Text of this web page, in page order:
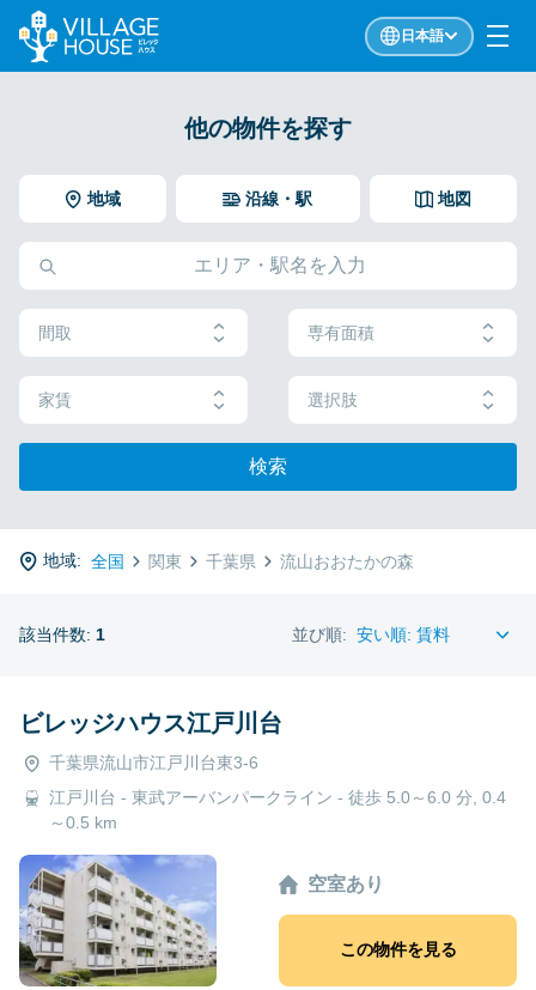
日本語
他の物件を探す
地域 地図
沿線・駅
間取 専有面積
家賃 選択肢
検索
地域: 全国 関東 千葉県 流山おおたかの森
該当件数: 1 並び順:
ビレッジハウス江戸川台
千葉県流山市江戸川台東3-6
江戸川台 - 東武アーバンパークライン - 徒歩 5.0～6.0 分, 0.4
～0.5 km
空室あり
この物件を見る